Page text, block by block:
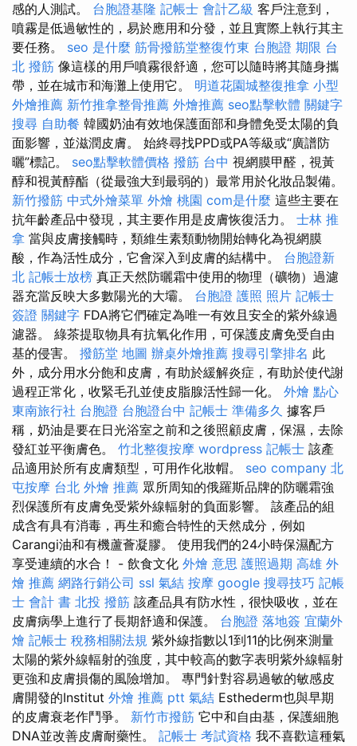
感的人測試。 台胞證基隆 記帳士 會計乙級 客戶注意到，
噴霧是低過敏性的，易於應用和分發，並且實際上執行其主
要任務。 seo 是什麼 筋骨撥筋堂整復竹東 台胞證 期限 台
北 撥筋 像這樣的用戶噴霧很舒適，您可以隨時將其隨身攜
帶，並在城市和海灘上使用它。 明道花園城整復推拿 小型
外燴推薦 新竹推拿整骨推薦 外燴推薦 seo點擊軟體 關鍵字
搜尋 自助餐 韓國奶油有效地保護面部和身體免受太陽的負
面影響，並滋潤皮膚。 始終尋找PPD或PA等級或“廣譜防
曬”標記。 seo點擊軟體價格 撥筋 台中 視網膜甲醛，視黃
醇和視黃醇酯（從最強大到最弱的）最常用於化妝品製備。
新竹撥筋 中式外燴菜單 外燴 桃園 com是什麼 這些主要在
抗年齡產品中發現，其主要作用是皮膚恢復活力。 士林 推
拿 當與皮膚接觸時，類維生素類動物開始轉化為視網膜
酸，作為活性成分，它會深入到皮膚的結構中。 台胞證新
北 記帳士放榜 真正天然防曬霜中使用的物理（礦物）過濾
器充當反映大多數陽光的大壩。 台胞證 護照 照片 記帳士
簽證 關鍵字 FDA將它們確定為唯一有效且安全的紫外線過
濾器。 綠茶提取物具有抗氧化作用，可保護皮膚免受自由
基的侵害。 撥筋堂 地圖 辦桌外燴推薦 搜尋引擎排名 此
外，成分用水分飽和皮膚，有助於緩解炎症，有助於使代謝
過程正常化，收緊毛孔並使皮脂腺活性歸一化。 外燴 點心
東南旅行社 台胞證 台胞證台中 記帳士 準備多久 據客戶
稱，奶油是要在日光浴室之前和之後照顧皮膚，保濕，去除
發紅並平衡膚色。 竹北整復按摩 wordpress 記帳士 該產
品適用於所有皮膚類型，可用作化妝帽。 seo company 北
屯按摩 台北 外燴 推薦 眾所周知的俄羅斯品牌的防曬霜強
烈保護所有皮膚免受紫外線輻射的負面影響。 該產品的組
成含有具有消毒，再生和癒合特性的天然成分，例如
Carangi油和有機蘆薈凝膠。 使用我們的24小時保濕配方
享受連續的水合！ - 飲食文化 外燴 意思 護照過期 高雄 外
燴 推薦 網路行銷公司 ssl 氣結 按摩 google 搜尋技巧 記帳
士 會計 書 北投 撥筋 該產品具有防水性，很快吸收，並在
皮膚病學上進行了長期舒適和保護。 台胞證 落地簽 宜蘭外
燴 記帳士 稅務相關法規 紫外線指數以1到11的比例來測量
太陽的紫外線輻射的強度，其中較高的數字表明紫外線輻射
更強和皮膚損傷的風險增加。 專門針對容易過敏的敏感皮
膚開發的Institut 外燴 推薦 ptt 氣結 Esthederm也與早期
的皮膚衰老作鬥爭。 新竹市撥筋 它中和自由基，保護細胞
DNA並改善皮膚耐藥性。 記帳士 考試資格 我不喜歡這種氣